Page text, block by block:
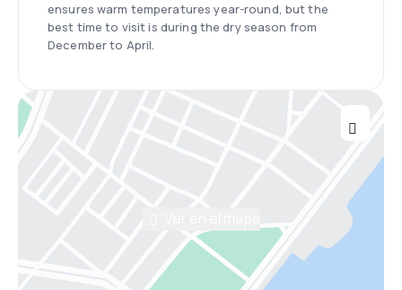
ensures warm temperatures year-round, but the
best time to visit is during the dry season from
December to April.